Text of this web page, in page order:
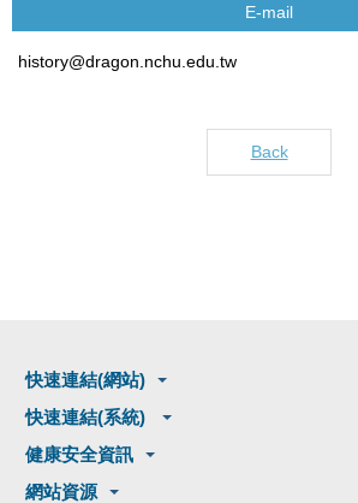
E-mail
history@dragon.nchu.edu.tw
Back
快速連結(網站)
快速連結(系統)
健康安全資訊
網站資源